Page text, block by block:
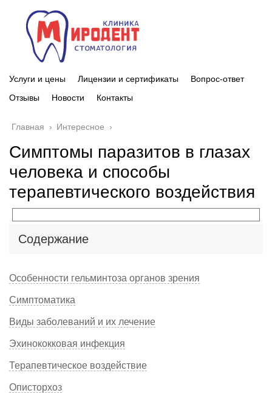
Услуги и цены Лицензии и сертификаты
Вопрос-ответ
Отзывы
Новости Контакты
Главная › Интересное ›
Симптомы паразитов в глазах
человека и способы
терапевтического воздействия
Содержание
Особенности гельминтоза органов зрения
Симптоматика
Виды заболеваний и их лечение
Эхинококковая инфекция
Терапевтическое воздействие
Описторхоз